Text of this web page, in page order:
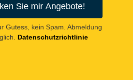
Sie mir Angebote!
Gutess, kein Spam. Abmeldung
Datenschutzrichtlinie